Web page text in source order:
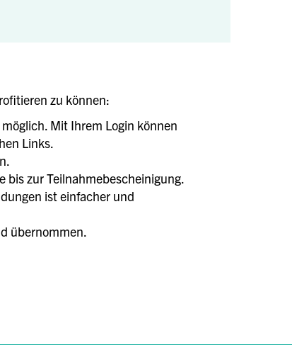
zu können:
Mit Ihrem Login können
Links.
zur Teilnahmebescheinigung.
ist einfacher und
übernommen.